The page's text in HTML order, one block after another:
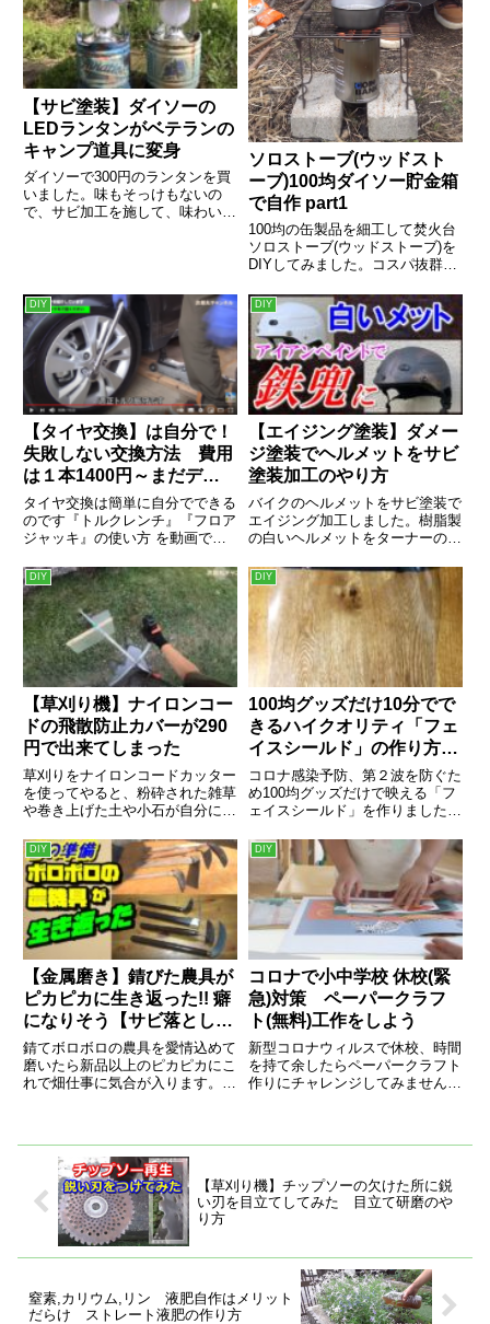
【サビ塗装】ダイソーの
LEDランタンがベテランの
キャンプ道具に変身
ダイソーで300円のランタンを買
いました。味もそっけもないの
で、サビ加工を施して、味わいの
ソロストーブ(ウッドスト
ーブ)100均ダイソー貯金箱
で自作 part1
100均の缶製品を細工して焚火台
ソロストーブ(ウッドストーブ)を
DIYしてみました。コスパ抜群デ
DIY
【タイヤ交換】は自分で！
失敗しない交換方法 費用
は１本1400円～まだディ
ーラーやショップでやって
るの？
タイヤ交換は簡単に自分でできる
のです『トルクレンチ』『フロア
ジャッキ』の使い方 を動画で説
ル2020年式費用（工賃）は１本
140...
DIY
【エイジング塗装】ダメー
ジ塗装でヘルメットをサビ
塗装加工のやり方
バイクのヘルメットをサビ塗装で
エイジング加工しました。樹脂製
の白いヘルメットをターナーのア
の鉄カブトのように変身させまし
た。エイジ...
DIY
【草刈り機】ナイロンコー
ドの飛散防止カバーが290
円で出来てしまった
草刈りをナイロンコードカッター
を使ってやると、粉砕された雑草
や巻き上げた土や小石が自分に向
きめの飛散防止カバーはホームセ
ンターや通...
DIY
100均グッズだけ10分でで
きるハイクオリティ「フェ
イスシールド」の作り方
Part1
コロナ感染予防、第２波を防ぐた
め100均グッズだけで映える「フ
ェイスシールド」を作りました。
きますよ。
DIY
【金属磨き】錆びた農具が
ピカピカに生き返った!! 癖
になりそう【サビ落とし】
restoration agricultural
tools
錆てボロボロの農具を愛情込めて
磨いたら新品以上のピカピカにこ
れで畑仕事に気合が入ります。
DIY
コロナで小中学校 休校(緊
急)対策 ペーパークラフ
ト(無料)工作をしよう
新型コロナウィルスで休校、時間
を持て余したらペーパークラフト
作りにチャレンジしてみません
【草刈り機】チップソーの欠けた所に鋭
い刃を目立てしてみた 目立て研磨のや
り方
窒素,カリウム,リン 液肥自作はメリット
だらけ ストレート液肥の作り方